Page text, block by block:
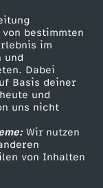
bestimmten
im
und
Dabei
Basis deiner
und
uns nicht
Wir nutzen
von Inhalten